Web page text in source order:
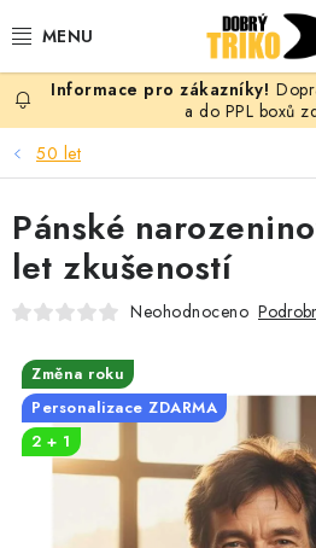
na
PRO ŽENY
PRO MUŽE
PRO DĚTI
PRO PÁRY
VLASTNÍ MOTIV
TRIČKA
a do PPL boxů
50 let
Pánské
let zkušeností
Neohodnoceno
Změna roku
Personalizace ZDARMA
2 + 1